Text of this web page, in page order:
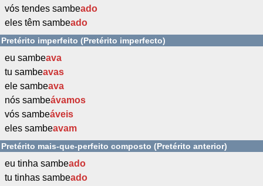
vós tendes sambeado
eles têm sambeado
Pretérito imperfeito (Pretérito imperfecto)
eu sambeava
tu sambeavas
ele sambeava
nós sambeávamos
vós sambeáveis
eles sambeavam
Pretérito mais-que-perfeito composto (Pretérito anterior)
eu tinha sambeado
tu tinhas sambeado